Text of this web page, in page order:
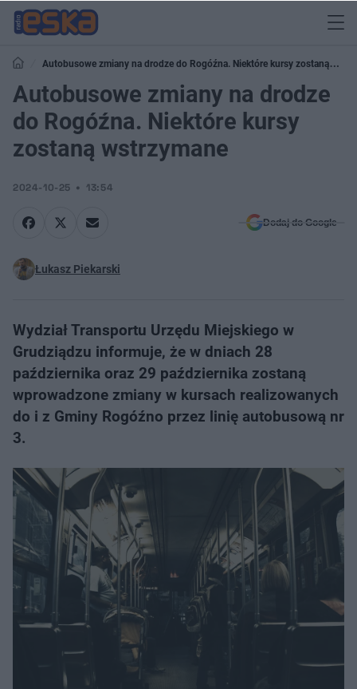
Autobusowe zmiany na drodze do Rogóźna. Niektóre kursy zostaną
wstrzymane
Autobusowe zmiany na drodze
do Rogóźna. Niektóre kursy
zostaną wstrzymane
2024-10-25 13:54
Dodaj do Google
Łukasz Piekarski
Wydział Transportu Urzędu Miejskiego w
Grudziądzu informuje, że w dniach 28
października oraz 29 października zostaną
wprowadzone zmiany w kursach realizowanych
do i z Gminy Rogóźno przez linię autobusową nr
3.